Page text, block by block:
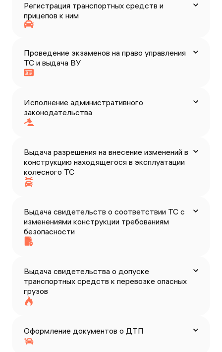
Регистрация транспортных средств и
прицепов к ним
Проведение экзаменов на право управления
ТС и выдача ВУ
Исполнение административного
законодательства
Выдача разрешения на внесение изменений в
конструкцию находящегося в эксплуатации
колесного ТС
Выдача свидетельств о соответствии ТС с
изменениями конструкции требованиям
безопасности
Выдача свидетельства о допуске
транспортных средств к перевозке опасных
грузов
Оформление документов о ДТП